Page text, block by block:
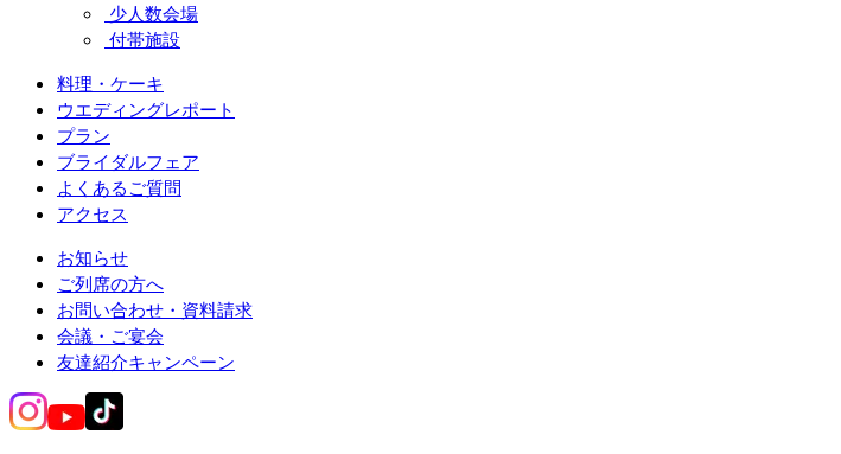
少人数会場
付帯施設
料理・ケーキ
ウエディングレポート
プラン
ブライダルフェア
よくあるご質問
アクセス
お知らせ
ご列席の方へ
お問い合わせ・資料請求
会議・ご宴会
友達紹介キャンペーン